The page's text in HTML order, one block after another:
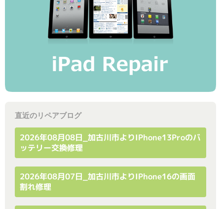
直近のリペアブログ
2026年08月08日_加古川市よりiPhone13Proのバ
ッテリー交換修理
2026年08月07日_加古川市よりiPhone16の画面
割れ修理